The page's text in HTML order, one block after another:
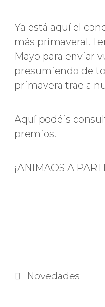
Ya está aquí el
más primaveral.
Mayo para enviar
presumiendo de
primavera trae a
Aquí podéis
premios.
¡ANIMAOS A
Categorías
Novedades